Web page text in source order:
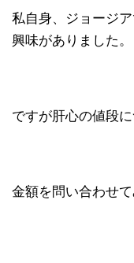
私自身、ジョージ
興味がありました。
ですが肝心の値段
金額を問い合わせ